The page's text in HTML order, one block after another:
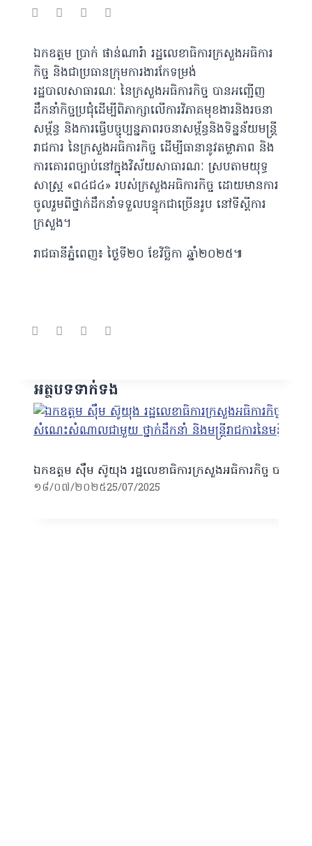
ឯកឧត្តម ប្រាក់ ផាន់ណារ៉ា រដ្ឋលេខាធិការក្រសួងអធិការ
កិច្ច និងជាប្រធានក្រុមការងារកែទម្រង់
រដ្ឋបាលសាធារណៈ នៃក្រសួងអធិការកិច្ច បានអញ្ជើញ
ដឹកនាំកិច្ចប្រជុំដើម្បីពិភាក្សាលើការវិភាគមុខងារនិងរចនា
សម្ព័ន្ធ និងការធ្វើបច្ចុប្បន្នភាពរចនាសម្ព័ន្ធនិងទិន្នន័យមន្រ្តី
រាជការ នៃក្រសួងអធិការកិច្ច ដើម្បីធានានូវតម្លាភាព និង
ការគោរពច្បាប់នៅក្នុងវិស័យសាធារណៈ ស្របតាមយុទ្ធ
សាស្រ្ត «ព៤ជ៤» របស់ក្រសួងអធិការកិច្ច ដោយមានការ
ចូលរួមពីថ្នាក់ដឹកនាំទទួលបន្ទុកជាច្រើនរូប នៅទីស្ដីការ
ក្រសួង។
រាជធានីភ្នំពេញ៖ ថ្ងៃទី២០ ខែវិច្ឆិកា ឆ្នាំ២០២៥៕
អត្ថបទទាក់ទង
ឯកឧត្តម ស៊ឹម ស៊ូយុង រដ្ឋលេខាធិការក្រសួងអធិការកិច្ច បានអញ្
១៨/០៧/២០២៥25/07/2025